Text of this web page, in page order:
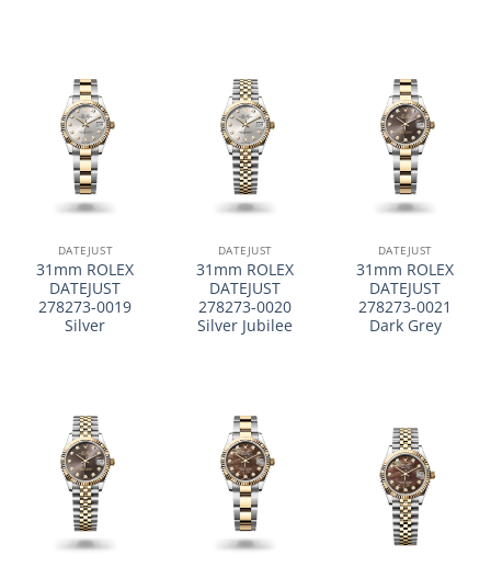
DATEJUST
31mm ROLEX
DATEJUST
278273-0019
Silver
DATEJUST
31mm ROLEX
DATEJUST
278273-0020
Silver Jubilee
DATEJUST
31mm ROLEX
DATEJUST
278273-0021
Dark Grey